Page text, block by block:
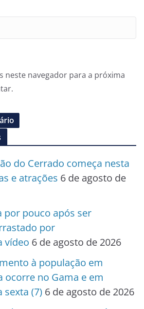
neste navegador para a próxima
do Cerrado começa nesta
e atrações 6 de agosto de
por pouco após ser
por
vídeo 6 de agosto de 2026
à população em
ocorre no Gama e em
sexta (7) 6 de agosto de 2026